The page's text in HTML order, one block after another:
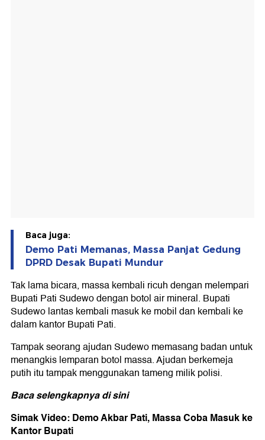
Baca juga:
Demo Pati Memanas, Massa Panjat Gedung
DPRD Desak Bupati Mundur
Tak lama bicara, massa kembali ricuh dengan melempari
Bupati Pati Sudewo dengan botol air mineral. Bupati
Sudewo lantas kembali masuk ke mobil dan kembali ke
dalam kantor Bupati Pati.
Tampak seorang ajudan Sudewo memasang badan untuk
menangkis lemparan botol massa. Ajudan berkemeja
putih itu tampak menggunakan tameng milik polisi.
Baca selengkapnyadi sini
Simak Video: Demo Akbar Pati, Massa Coba Masuk ke
Kantor Bupati